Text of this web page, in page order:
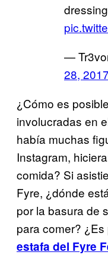
—
28, 2017
¿Cómo es
involucradas en
había muchas
Instagram,
comida? Si
Fyre, ¿dónde
por la basura de
para comer?
estafa del Fyre